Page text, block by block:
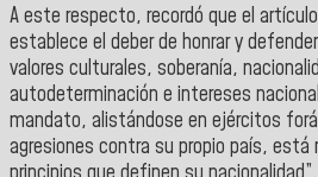
A este respecto, recordó que el
establece el deber de honrar y
valores culturales, soberanía,
autodeterminación e intereses
mandato, alistándose en ejércitos
agresiones contra su propio país, está